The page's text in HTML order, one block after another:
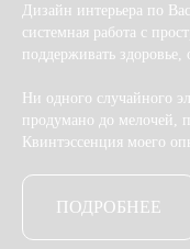
Дизайн интерьера по
системная работа с
поддерживать
Ни одного случайного
продумано до мелочей,
Квинтэссенция моего
ПОДРОБНЕЕ